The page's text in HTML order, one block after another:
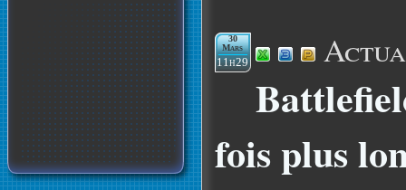
30
Mars
11h29
fois plus